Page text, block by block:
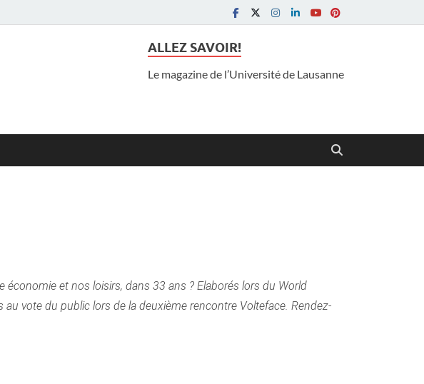
ALLEZ SAVOIR!
Le magazine de l’Université de Lausanne
et nos loisirs, dans 33 ans ? Elaborés lors du World
vote du public lors de la deuxième rencontre Volteface. Rendez-